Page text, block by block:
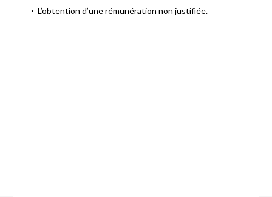
L’obtention d’une rémunération non justifiée.